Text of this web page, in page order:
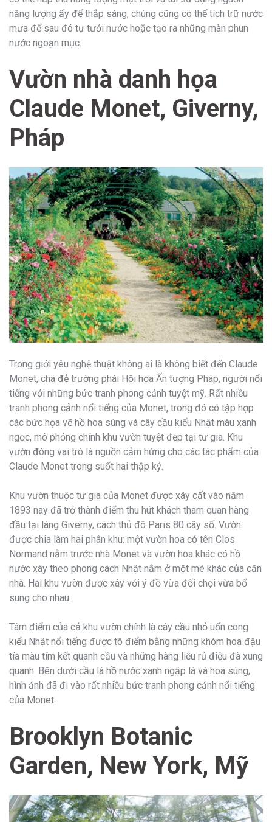
năng lượng ấy để thắp sáng, chúng cũng có thể tích trữ nước
mưa để sau đó tự tưới nước hoặc tạo ra những màn phun
nước ngoạn mục.
Vườn nhà danh họa
Claude Monet, Giverny,
Pháp
Trong giới yêu nghệ thuật không ai là không biết đến Claude
Monet, cha đẻ trường phái Hội họa Ấn tượng Pháp, người nổi
tiếng với những bức tranh phong cảnh tuyệt mỹ. Rất nhiều
tranh phong cảnh nổi tiếng của Monet, trong đó có tập hợp
các bức họa vẽ hồ hoa súng và cây cầu kiểu Nhật màu xanh
ngọc, mô phỏng chính khu vườn tuyệt đẹp tại tư gia. Khu
vườn đóng vai trò là nguồn cảm hứng cho các tác phẩm của
Claude Monet trong suốt hai thập kỷ.
Khu vườn thuộc tư gia của Monet được xây cất vào năm
1893 nay đã trở thành điểm thu hút khách tham quan hàng
đầu tại làng Giverny, cách thủ đô Paris 80 cây số. Vườn
được chia làm hai phân khu: một vườn hoa có tên Clos
Normand nằm trước nhà Monet và vườn hoa khác có hồ
nước xây theo phong cách Nhật nằm ở một mé khác của căn
nhà. Hai khu vườn được xây với ý đồ vừa đối chọi vừa bổ
sung cho nhau.
Tâm điểm của cả khu vườn chính là cây cầu nhỏ uốn cong
kiểu Nhật nổi tiếng được tô điểm bằng những khóm hoa đậu
tía màu tím kết quanh cầu và những hàng liễu rủ điệu đà xung
quanh. Bên dưới cầu là hồ nước xanh ngập lá và hoa súng,
hình ảnh đã đi vào rất nhiều bức tranh phong cảnh nổi tiếng
của Monet.
Brooklyn Botanic
Garden, New York, Mỹ